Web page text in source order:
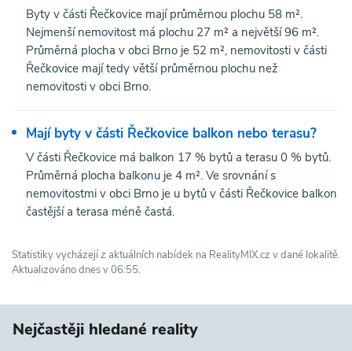
Byty v části Řečkovice mají průměrnou plochu 58 m².
Nejmenší nemovitost má plochu 27 m² a největší 96 m².
Průměrná plocha v obci Brno je 52 m², nemovitosti v části
Řečkovice mají tedy větší průměrnou plochu než
nemovitosti v obci Brno.
Mají byty v části Řečkovice balkon nebo terasu?
V části Řečkovice má balkon 17 % bytů a terasu 0 % bytů.
Průměrná plocha balkonu je 4 m². Ve srovnání s
nemovitostmi v obci Brno je u bytů v části Řečkovice balkon
častější a terasa méně častá.
Statistiky vycházejí z aktuálních nabídek na RealityMIX.cz v dané lokalitě.
Aktualizováno dnes v 06:55.
Nejčastěji hledané reality